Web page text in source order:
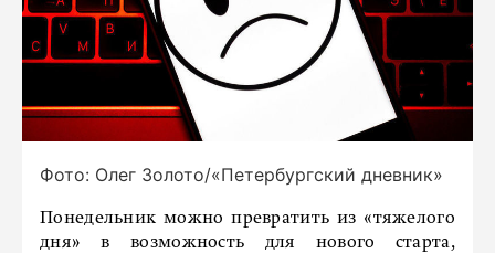
Фото: Олег Золото/«Петербургский дневник»
Понедельник можно превратить из «тяжелого
дня» в возможность для нового старта,